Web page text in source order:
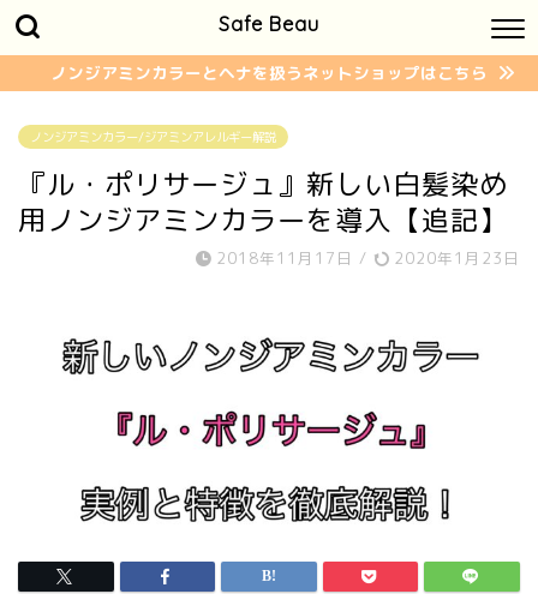
Safe Beau
ノンジアミンカラーとヘナを扱うネットショップはこちら
ノンジアミンカラー/ジアミンアレルギー解説
『ル・ポリサージュ』新しい白髪染め
用ノンジアミンカラーを導入【追記】
2018年11月17日 / 2020年1月23日